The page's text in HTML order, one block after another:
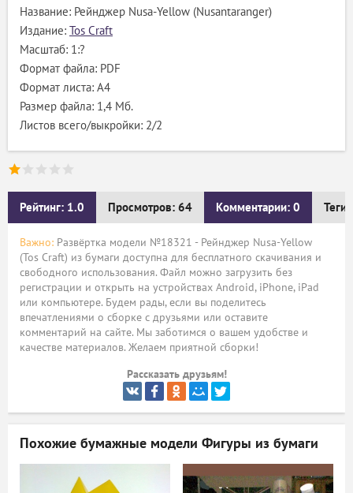
Название: Рейнджер Nusa-Yellow (Nusantaranger)
Издание: Tos Craft
Масштаб: 1:?
Формат файла: PDF
Формат листа: А4
Размер файла: 1,4 Мб.
Листов всего/выкройки: 2/2
Рейтинг: 1.0 Просмотров: 64 Комментарии: 0 Теги:
Важно: Развёртка модели №18321 - Рейнджер Nusa-Yellow
(Tos Craft) из бумаги доступна для бесплатного скачивания и
свободного использования. Файл можно загрузить без
регистрации и открыть на устройствах Android, iPhone, iPad
или компьютере. Будем рады, если вы поделитесь
впечатлениями о сборке с друзьями или оставите
комментарий на сайте. Мы заботимся о вашем удобстве и
качестве материалов. Желаем приятной сборки!
Рассказать друзьям!
Похожие бумажные модели Фигуры из бумаги